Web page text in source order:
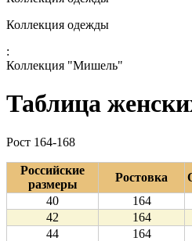
Коллекция одежды
:
Коллекция "Мишель"
Таблица
Рост 164-168
Российские
размеры
Ростовка
40
164
42
164
44
164